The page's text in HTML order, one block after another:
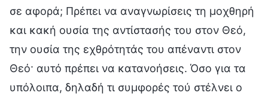
σε αφορά; Πρέπει να αναγνωρίσεις τη μοχθηρή
και κακή ουσία της αντίστασής του στον Θεό,
την ουσία της εχθρότητάς του απέναντι στον
Θεό· αυτό πρέπει να κατανοήσεις. Όσο για τα
υπόλοιπα, δηλαδή τι συμφορές τού στέλνει ο